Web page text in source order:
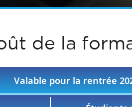
de la
Valable pour la rentrée